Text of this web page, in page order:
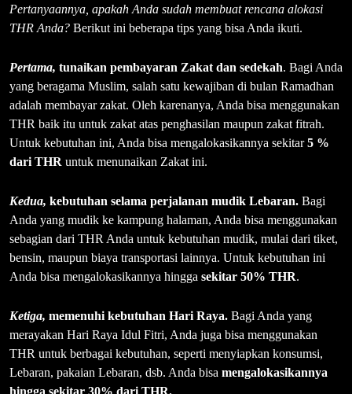
Pertanyaannya, apakah Anda sudah membuat rencana alokasi
THR Anda? Berikut ini beberapa tips yang bisa Anda ikuti.
Pertama, tunaikan pembayaran Zakat dan sedekah. Bagi Anda
yang beragama Muslim, salah satu kewajiban di bulan Ramadhan
adalah membayar zakat. Oleh karenanya, Anda bisa menggunakan
THR baik itu untuk zakat atas penghasilan maupun zakat fitrah.
Untuk kebutuhan ini, Anda bisa mengalokasikannya sekitar5 %
dari THR untuk menunaikan Zakat ini.
Kedua, kebutuhan selama perjalanan mudik Lebaran. Bagi
Anda yang mudik ke kampung halaman, Anda bisa menggunakan
sebagian dari THR Anda untuk kebutuhan mudik, mulai dari tiket,
bensin, maupun biaya transportasi lainnya. Untuk kebutuhan ini
Anda bisa mengalokasikannya hingga sekitar 50% THR.
Ketiga, memenuhi kebutuhan Hari Raya. Bagi Anda yang
merayakan Hari Raya Idul Fitri, Anda juga bisa menggunakan
THR untuk berbagai kebutuhan, seperti menyiapkan konsumsi,
Lebaran, pakaian Lebaran, dsb. Anda bisa mengalokasikannya
hingga sekitar 30% dari THR.